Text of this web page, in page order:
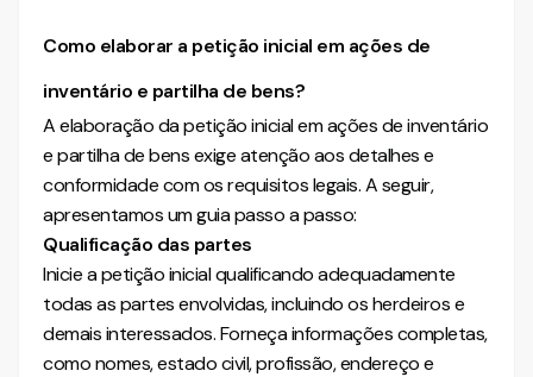
Como elaborar a petição inicial em ações de
inventário e partilha de bens?
A elaboração da petição inicial em ações de inventário
e partilha de bens exige atenção aos detalhes e
conformidade com os requisitos legais. A seguir,
apresentamos um guia passo a passo:
Qualificação das partes
Inicie a petição inicial qualificando adequadamente
todas as partes envolvidas, incluindo os herdeiros e
demais interessados. Forneça informações completas,
como nomes, estado civil, profissão, endereço e